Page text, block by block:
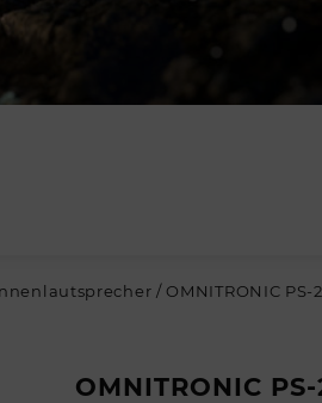
/ OMNITRONIC
OMNITRONIC